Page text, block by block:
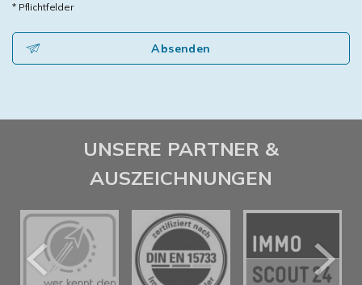
* Pflichtfelder
Absenden
UNSERE PARTNER &
AUSZEICHNUNGEN